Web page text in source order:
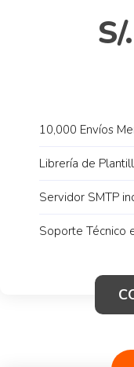
S/.
10,000 Envíos
Librería de
Servidor SMTP
Soporte Técnico